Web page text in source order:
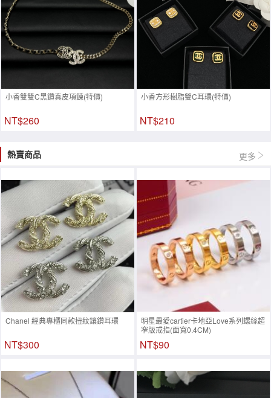
小香雙雙C黑鑽真皮項鍊(特價)
NT$260
小香方形樹脂雙C耳環(特價)
NT$210
熱賣商品 更多
Chanel 經典專櫃同款扭紋鑲鑽耳環
NT$300
明星最愛cartier卡地亞Love系列螺絲超
窄版戒指(面寬0.4CM)
NT$90